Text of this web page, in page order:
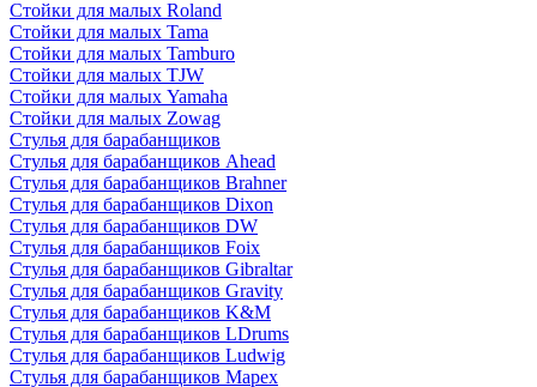
Стойки для малых Roland
Стойки для малых Tama
Стойки для малых Tamburo
Стойки для малых TJW
Стойки для малых Yamaha
Стойки для малых Zowag
Стулья для барабанщиков
Стулья для барабанщиков Ahead
Стулья для барабанщиков Brahner
Стулья для барабанщиков Dixon
Стулья для барабанщиков DW
Стулья для барабанщиков Foix
Стулья для барабанщиков Gibraltar
Стулья для барабанщиков Gravity
Стулья для барабанщиков K&M
Стулья для барабанщиков LDrums
Стулья для барабанщиков Ludwig
Стулья для барабанщиков Mapex